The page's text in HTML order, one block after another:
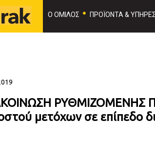
Ο ΟΜΙΛΟΣ ΠΡΟΪΟΝΤΑ &
ΡΥΘΜΙΖΟΜΕΝΗΣ
μετόχων σε επίπεδο